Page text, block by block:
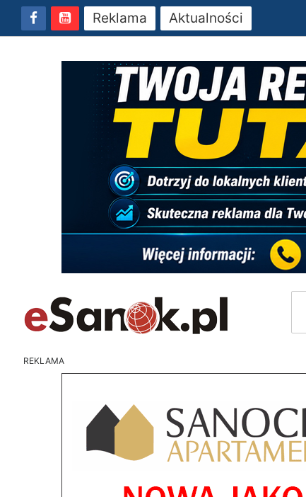
Reklama Aktualności
REKLAMA